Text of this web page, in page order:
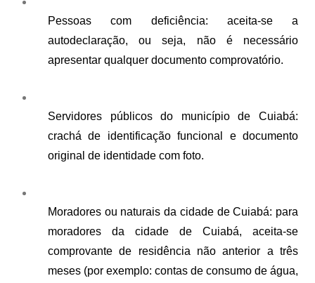
Pessoas com deficiência: aceita-se a
autodeclaração, ou seja, não é necessário
apresentar qualquer documento comprovatório.
Servidores públicos do município de Cuiabá:
crachá de identificação funcional e documento
original de identidade com foto.
Moradores ou naturais da cidade de Cuiabá: para
moradores da cidade de Cuiabá, aceita-se
comprovante de residência não anterior a três
meses (por exemplo: contas de consumo de água,